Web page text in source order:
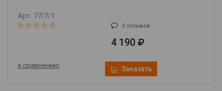
Арт. 77/7/1
0 отзывов
4 190
к сравнению Заказать